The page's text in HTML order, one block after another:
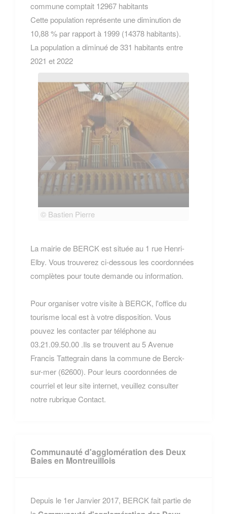
commune comptait 12967 habitants
Cette population représente une diminution de
10,88 % par rapport à 1999 (14378 habitants).
La population a diminué de 331 habitants entre
2021 et 2022
© Bastien Pierre
La mairie de BERCK est située au 1 rue Henri-
Elby. Vous trouverez ci-dessous les coordonnées
complètes pour toute demande ou information.
Pour organiser votre visite à BERCK, l'office du
tourisme local est à votre disposition. Vous
pouvez les contacter par téléphone au
03.21.09.50.00 .Ils se trouvent au 5 Avenue
Francis Tattegrain dans la commune de Berck-
sur-mer (62600). Pour leurs coordonnées de
courriel et leur site internet, veuillez consulter
notre rubrique Contact.
Communauté d'agglomération des Deux
Baies en Montreuillois
Depuis le 1er Janvier 2017, BERCK fait partie de